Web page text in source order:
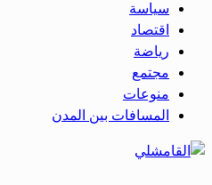
سياسة
اقتصاد
رياضة
مجتمع
منوعات
المسافات بين المدن